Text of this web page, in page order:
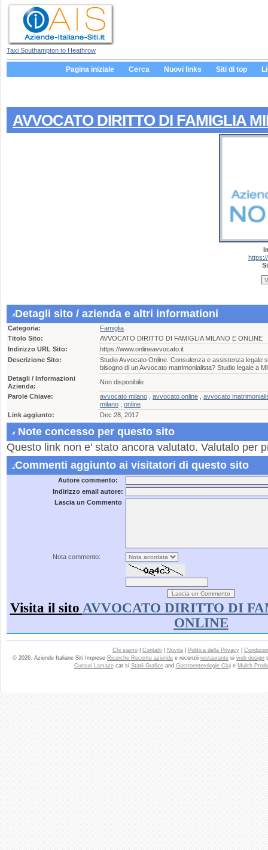
Taxi Southampton to Heathrow
Pagina iniziale Cerca Nuovi links Siti di top
AVVOCATO DIRITTO DI FAMIGLIA
Detagli sito / azienda e altri informationi
Categoria:
Famiglia
Titolo Sito:
AVVOCATO DIRITTO DI FAMIGLIA MILANO E ONLINE
Indirizzo URL Sito:
https://www.onlineavvocato.it
Descrizione Sito:
Studio Avvocato Online. Consulenza e assistenza legale
bisogno di un Avvocato matrimonialista? Studio legale a
Detagli / Informazioni
Azienda:
Non disponibile
Parole Chiave:
avvocato milano avvocato online
avvocato
milano
online
Link aggiunto:
Dec 28, 2017
Note concesso per questo sito
Questo link non e' stato ancora valutato. Valutalo per
Commenti aggiunto ai visitatori di questo sito
Autore commento:
Indirizzo email autore:
Lascia un Commento
Nota commento:
Visita il sito AVVOCATO DIRITTO DI
ONLINE
Chi siamo| Contatti| Novita| Politica della Privacy|
© 2026. Aziende Italiane Siti Imprese Ricerche Recente aziende e recenzii restaurante si web design
Cursuri Lamazecat si Statii Graficeand Gastroenterologie Cluje Mulch